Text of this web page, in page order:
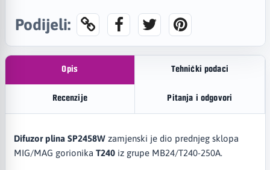
Podijeli:
Opis Tehnički podaci
Recenzije Pitanja i odgovori
Difuzor plina SP2458Wzamjenski je dio prednjeg sklopa
MIG/MAG gorionika T240iz grupe MB24/T240-250A.